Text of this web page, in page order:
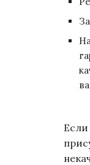
Если